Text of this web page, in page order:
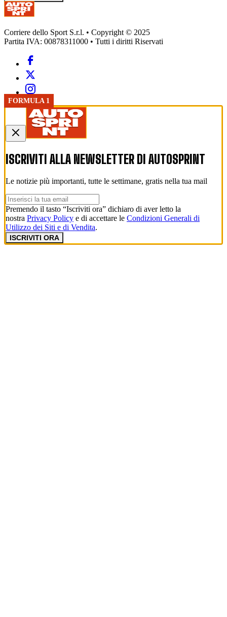
FORMULA 1
Corriere dello Sport S.r.l. • Copyright © 2025
Partita IVA: 00878311000 • Tutti i diritti Riservati
ISCRIVITI ALLA NEWSLETTER DI AUTOSPRINT
Le notizie più importanti, tutte le settimane, gratis nella tua mail
Premendo il tasto “Iscriviti ora” dichiaro di aver letto la
nostra Privacy Policy e di accettare le Condizioni Generali di
Utilizzo dei Siti e di Vendita.
ISCRIVITI ORA